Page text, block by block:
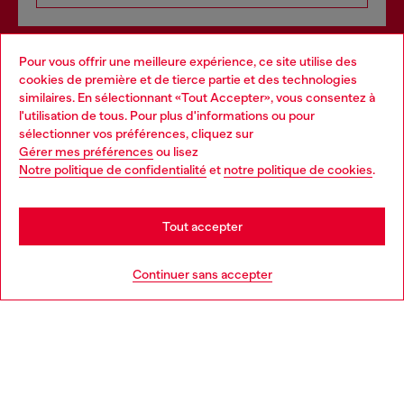
Pour vous offrir une meilleure expérience, ce site utilise des
cookies de première et de tierce partie et des technologies
similaires. En sélectionnant «Tout Accepter», vous consentez à
l'utilisation de tous. Pour plus d'informations ou pour
sélectionner vos préférences, cliquez sur
Gérer mes préférences ou lisez
Notre politique de confidentialitéet notre politique de cookies.
Continuer sans accepter
Tout accepter
Services omnicanaux
Découvrez tous nos services, en ligne et en magasin.
En savoir plus
Choose your location
You are currently browsing France website, but it seems you
may be based in United States